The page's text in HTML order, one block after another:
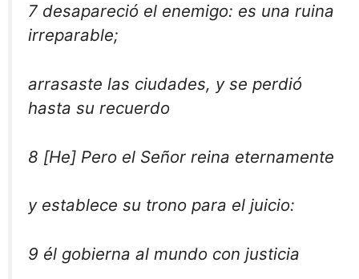
7 desapareció el enemigo: es una ruina
irreparable;
arrasaste las ciudades, y se perdió
hasta su recuerdo
8 [He] Pero el Señor reina eternamente
y establece su trono para el juicio:
9 él gobierna al mundo con justicia